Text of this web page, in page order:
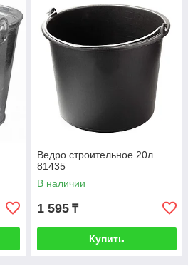
Ведро строительное 20л
81435
В наличии
1 595 ₸
Купить